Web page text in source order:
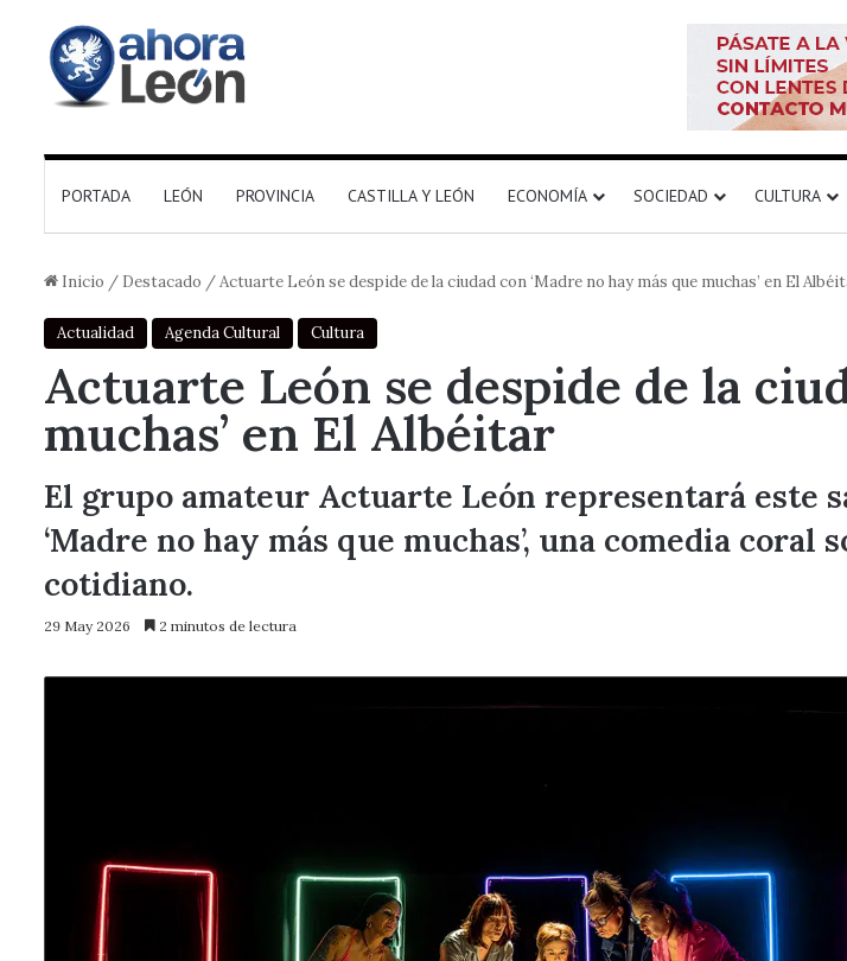
PORTADA LEÓN PROVINCIA CASTILLA Y LEÓN ECONOMÍA SOCIEDAD CULTURA
Inicio / Destacado /Actuarte León se despide de la ciudad con ‘Madre no hay más que muchas’ en El
Actualidad Agenda Cultural Cultura
Actuarte León se despide de la
muchas’ en El Albéitar
El grupo amateur Actuarte León representará este
‘Madre no hay más que muchas’, una comedia
cotidiano.
29 May 2026 2 minutos de lectura